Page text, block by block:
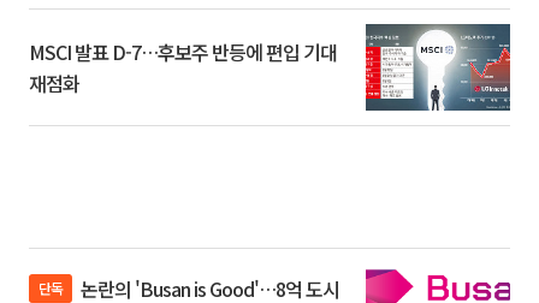
MSCI 발표 D-7…후보주 반등에 편입 기대
재점화
단독